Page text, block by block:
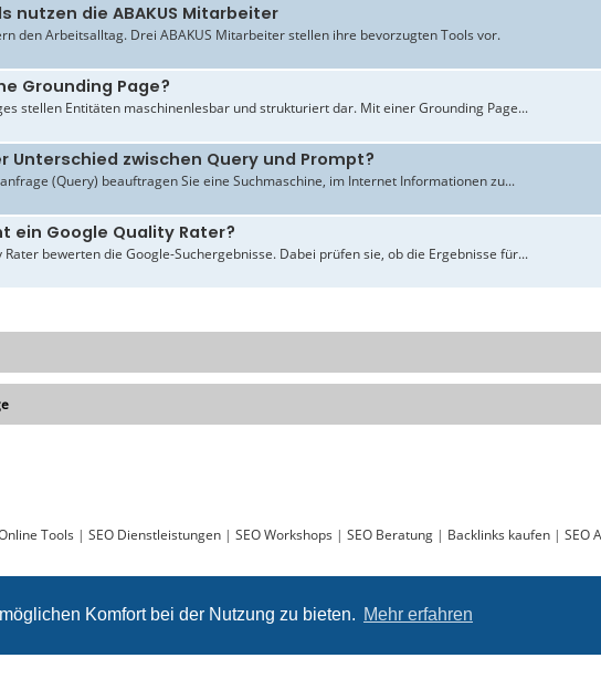
Komfort bei der Nutzung zu bieten. Mehr erfahren
nutzen die ABAKUS Mitarbeiter
den Arbeitsalltag. Drei ABAKUS Mitarbeiter stellen ihre bevorzugten Tools vor.
Grounding Page?
stellen Entitäten maschinenlesbar und strukturiert dar. Mit einer Grounding Page...
Unterschied zwischen Query und Prompt?
(Query) beauftragen Sie eine Suchmaschine, im Internet Informationen zu...
ein Google Quality Rater?
Rater bewerten die Google-Suchergebnisse. Dabei prüfen sie, ob die Ergebnisse für...
Tools | SEO Dienstleistungen| SEO Workshops | SEO Beratung| Backlinks kaufen| SEO